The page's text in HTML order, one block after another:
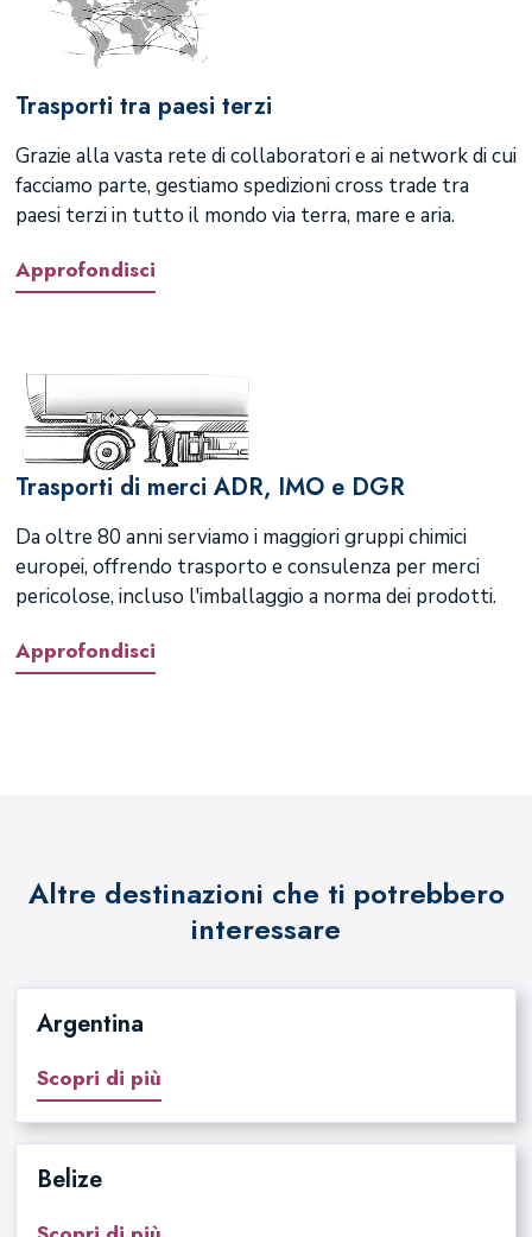
Trasporti tra paesi terzi
Grazie alla vasta rete di collaboratori e ai network di cui
facciamo parte, gestiamo spedizioni cross trade tra
paesi terzi in tutto il mondo via terra, mare e aria.
Approfondisci
Trasporti di merci ADR, IMO e DGR
Da oltre 80 anni serviamo i maggiori gruppi chimici
europei, offrendo trasporto e consulenza per merci
pericolose, incluso l'imballaggio a norma dei prodotti.
Approfondisci
Altre destinazioni che ti potrebbero
interessare
Argentina
Scopri di più
Belize